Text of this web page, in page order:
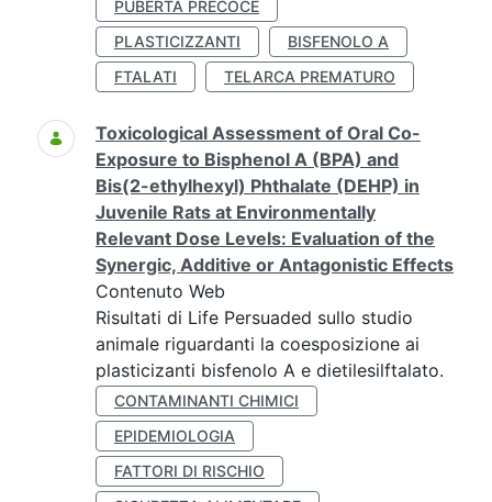
PUBERTÀ PRECOCE
PLASTICIZZANTI
BISFENOLO A
FTALATI
TELARCA PREMATURO
Toxicological Assessment of Oral Co-
Exposure to Bisphenol A (BPA) and
Bis(2-ethylhexyl) Phthalate (DEHP) in
Juvenile Rats at Environmentally
Relevant Dose Levels: Evaluation of the
Synergic, Additive or Antagonistic Effects
Contenuto Web
Risultati di Life Persuaded sullo studio
animale riguardanti la coesposizione ai
plasticizanti bisfenolo A e dietilesilftalato.
CONTAMINANTI CHIMICI
EPIDEMIOLOGIA
FATTORI DI RISCHIO